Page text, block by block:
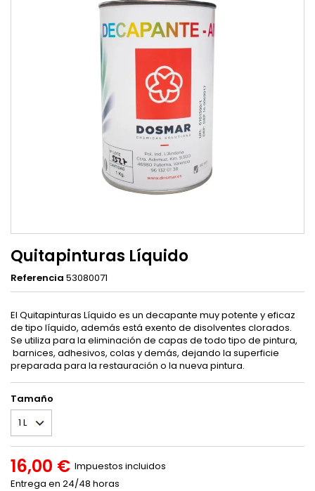
Quitapinturas Líquido
Referencia 53080071
El Quitapinturas Líquido es un decapante muy potente y eficaz
de tipo líquido, además está exento de disolventes clorados.
Se utiliza para la eliminación de capas de todo tipo de pintura,
barnices, adhesivos, colas y demás, dejando la superficie
preparada para la restauración o la nueva pintura.
Tamaño
16,00 € Impuestos incluidos
Entrega en 24/48 horas